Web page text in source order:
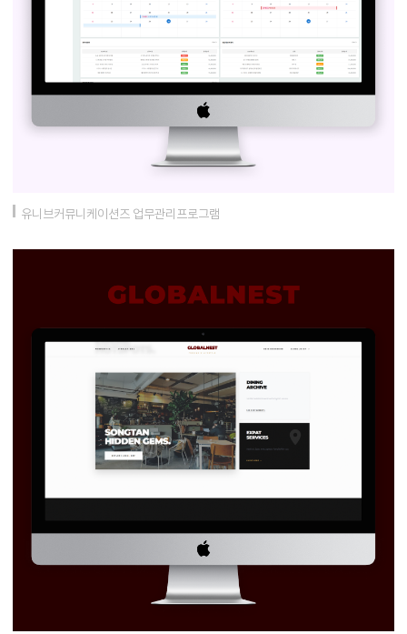
유니브커뮤니케이션즈 업무관리프로그램